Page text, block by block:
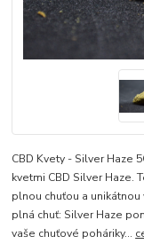
CBD Kvety - Silver Haze
kvetmi CBD Silver Haze.
plnou chuťou a unikátnou
plná chuť: Silver Haze
vaše chuťové poháriky...